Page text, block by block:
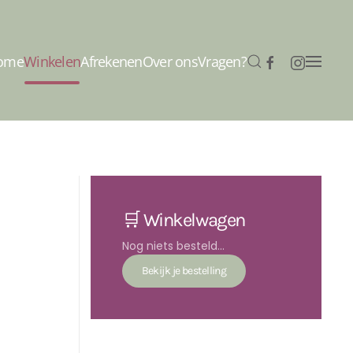
WinkelenAfrekenenOver onsVragen?
🛒 Winkelwagen
Nog niets besteld...